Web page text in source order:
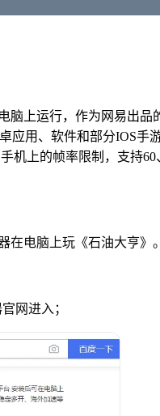
上运行，作为网易出品
应用、软件和部分IOS手
机上的帧率限制，支持
在电脑上玩《石油大亨》。
网进入；